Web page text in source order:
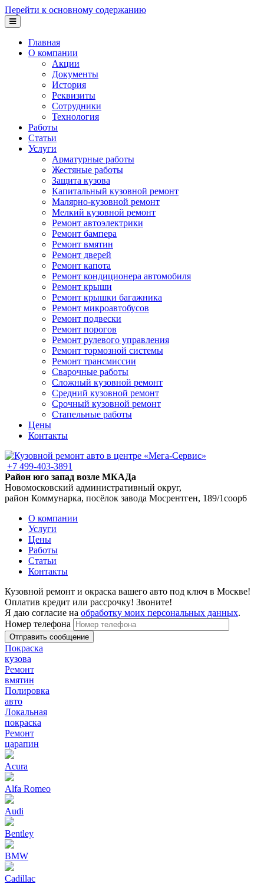
Перейти к основному содержанию
Главная
О компании
Акции
Документы
История
Реквизиты
Сотрудники
Технология
Работы
Статьи
Услуги
Арматурные работы
Жестяные работы
Защита кузова
Капитальный кузовной ремонт
Малярно-кузовной ремонт
Мелкий кузовной ремонт
Ремонт автоэлектрики
Ремонт бампера
Ремонт вмятин
Ремонт дверей
Ремонт капота
Ремонт кондиционера автомобиля
Ремонт крыши
Ремонт крышки багажника
Ремонт микроавтобусов
Ремонт подвески
Ремонт порогов
Ремонт рулевого управления
Ремонт тормозной системы
Ремонт трансмиссии
Сварочные работы
Сложный кузовной ремонт
Средний кузовной ремонт
Срочный кузовной ремонт
Стапельные работы
Цены
Контакты
+7 499-403-3891
Район юго запад возле МКАДа
Новомосковский административный округ,
район Коммунарка, посёлок завода Мосрентген, 189/1соор6
О компании
Услуги
Цены
Работы
Статьи
Контакты
Кузовной ремонт и окраска вашего авто под ключ в Москве!
Оплатив кредит или рассрочку! Звоните!
Я даю согласие на обработку моих персональных данных.
Номер телефона
Покраска
кузова
Ремонт
вмятин
Полировка
авто
Локальная
покраска
Ремонт
царапин
Acura
Alfa Romeo
Audi
Bentley
BMW
Cadillac